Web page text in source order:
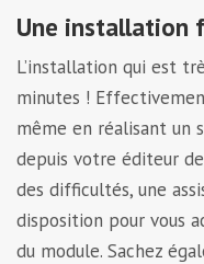
Une installation
L’installation qui est
minutes !
même en réalisant
depuis votre éditeur
des difficultés, une
disposition pour vous
du module. Sachez